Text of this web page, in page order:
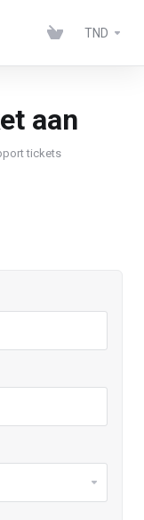
TND
aan
tickets